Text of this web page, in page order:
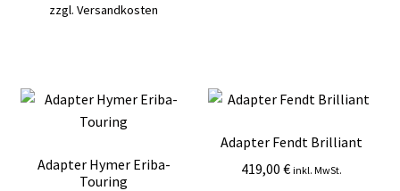
zzgl.Versandkosten
Adapter Hymer Eriba-
Touring
Adapter Fendt Brilliant
419,00€ inkl. MwSt.